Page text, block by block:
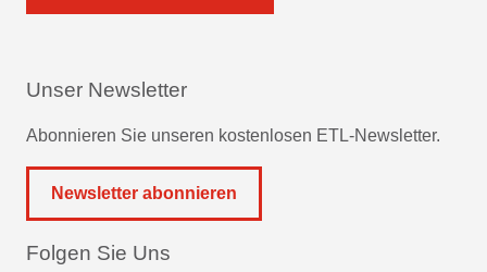
Unser Newsletter
Abonnieren Sie unseren kostenlosen ETL-Newsletter.
Newsletter abonnieren
Folgen Sie Uns